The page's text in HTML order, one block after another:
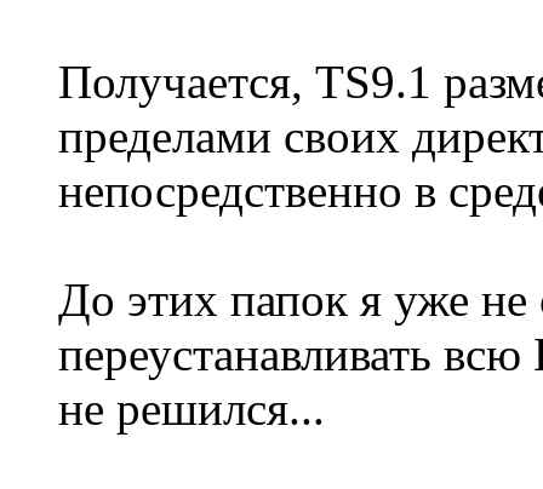
Получается, TS9.1
пределами своих
непосредственно в
До этих папок я уже не
переустанавливать
не решился...